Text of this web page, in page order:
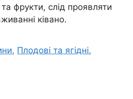
фрукти, слід проявляти
ківано.
, Плодові та ягідні,